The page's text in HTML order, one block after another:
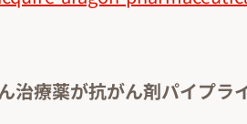
治療薬が抗がん剤パイプラ